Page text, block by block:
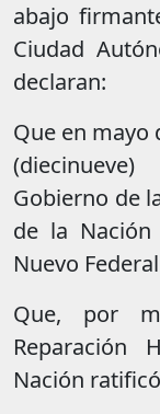
abajo
Ciudad
declaran:
Que en mayo
Gobierno de
de la
Nuevo
Que, por
Reparación
Nación